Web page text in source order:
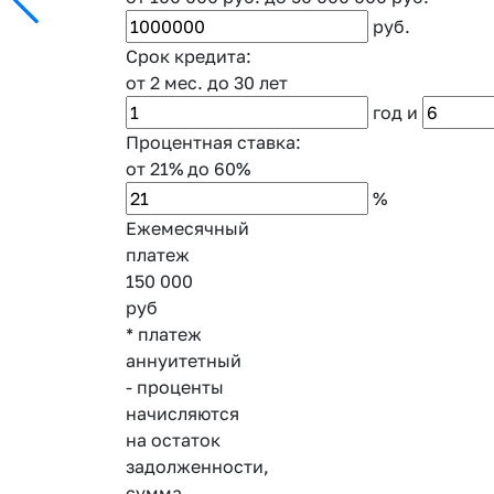
руб.
Срок кредита:
от 2 мес. до 30 лет
год и
Процентная ставка:
от 21% до 60%
%
Ежемесячный
платеж
150 000
руб
* платеж
аннуитетный
- проценты
начисляются
на остаток
задолженности,